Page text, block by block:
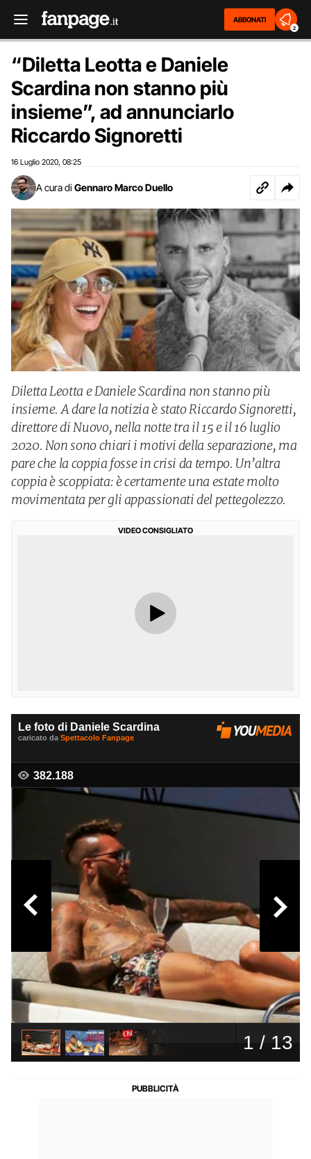
ABBONATI
2
“Diletta Leotta e Daniele
Scardina non stanno più
insieme”, ad annunciarlo
Riccardo Signoretti
16 Luglio 2020 08:25
A cura di Gennaro Marco Duello
Diletta Leotta e Daniele Scardina non stanno più
insieme. A dare la notizia è stato Riccardo Signoretti,
direttore di Nuovo, nella notte tra il 15 e il 16 luglio
2020. Non sono chiari i motivi della separazione, ma
pare che la coppia fosse in crisi da tempo. Un’altra
coppia è scoppiata: è certamente una estate molto
movimentata per gli appassionati del pettegolezzo.
VIDEO CONSIGLIATO